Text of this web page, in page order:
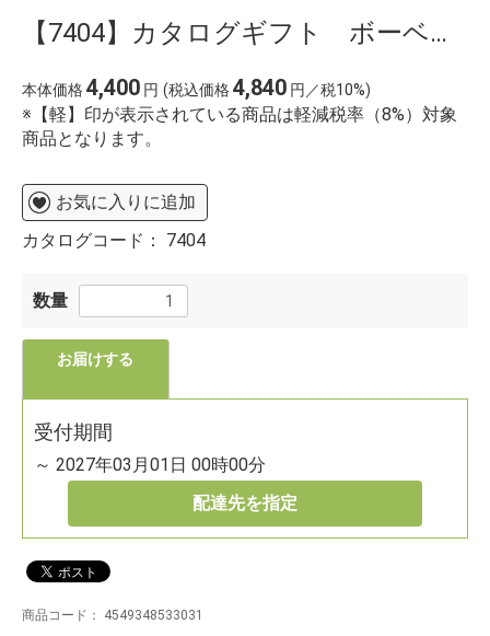
【7404】カタログギフト ボーベル・セルリ
本体価格4,400 円 (税込価格4,840 円／税10%)
※【軽】印が表示されている商品は軽減税率（8%）対象
商品となります。
お気に入りに追加
カタログコード： 7404
数量
お届けする
配達先を指定
受付期間
～ 2027年03月01日 00時00分
商品コード： 4549348533031